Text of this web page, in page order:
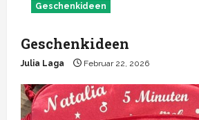
Geschenkideen
Geschenkideen
Julia Laga Februar 22, 2026